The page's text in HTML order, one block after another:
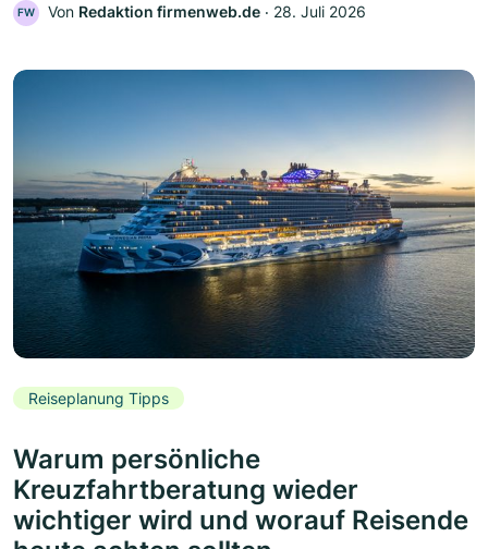
FW Von Redaktion firmenweb.de ‧ 28. Juli 2026
Reiseplanung Tipps
Warum persönliche
Kreuzfahrtberatung wieder
wichtiger wird und worauf Reisende